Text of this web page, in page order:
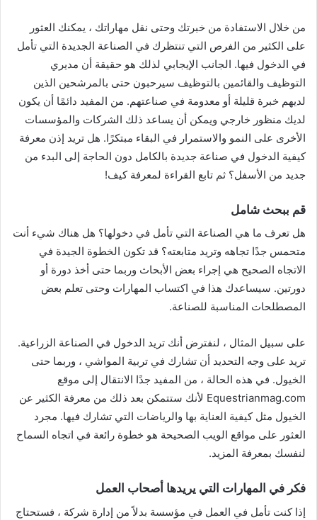
من خلال الاستفادة من خبرتك وحتى نقل مهاراتك ، يمكنك العثور
على الكثير من الفرص التي تنتظرك في الصناعة الجديدة التي تأمل
في الدخول فيها. الجانب الإيجابي لذلك هو حقيقة أن مديري
التوظيف والقائمين بالتوظيف سيرحبون حتى بالمرشحين الذين
لديهم خبرة قليلة أو معدومة في صناعتهم. من المفيد دائمًا أن يكون
لديك منظور خارجي ويمكن أن يساعد ذلك الشركات والمؤسسات
الأخرى على النمو والاستمرار في البقاء مبتكرًا. هل تريد إذن معرفة
كيفية الدخول في صناعة جديدة بالكامل دون الحاجة إلى البدء من
جديد من الأسفل؟ ثم تابع القراءة لمعرفة كيف!
قم ببحث شامل
هل تعرف ما هي الصناعة التي تأمل في دخولها؟ هل هناك شيء أنت
متحمس جدًا تجاهه وتريد متابعته؟ قد تكون الخطوة الجيدة في
الاتجاه الصحيح هي إجراء بعض الأبحاث وربما حتى أخذ دورة أو
دورتين. سيساعدك هذا في اكتساب المهارات وحتى تعلم بعض
المصطلحات المناسبة للصناعة.
على سبيل المثال ، لنفترض أنك تريد الدخول في الصناعة الزراعية.
تريد على وجه التحديد أن تشارك في تربية المواشي ، وربما حتى
الخيول. في هذه الحالة ، من المفيد جدًا الانتقال إلى موقع
Equestrianmag.com لأنك ستتمكن بعد ذلك من معرفة الكثير عن
الخيول مثل كيفية العناية بها والرياضات التي تشارك فيها. مجرد
العثور على مواقع الويب الصحيحة هو خطوة رائعة في اتجاه السماح
لنفسك بمعرفة المزيد.
فكر في المهارات التي يريدها أصحاب العمل
إذا كنت تأمل في العمل في مؤسسة بدلاً من إدارة شركة ، فستحتاج